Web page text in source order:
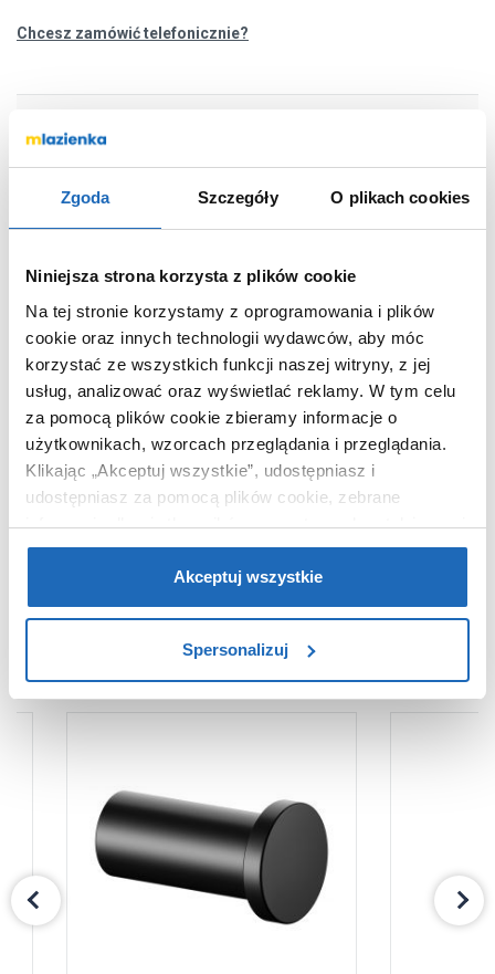
Zgoda Szczegóły O plikach cookies
Niniejsza strona korzysta z plików cookie
Na tej stronie korzystamy z oprogramowania i plików
cookie oraz innych technologii wydawców, aby móc
korzystać ze wszystkich funkcji naszej witryny, z jej
usług, analizować oraz wyświetlać reklamy. W tym celu
za pomocą plików cookie zbieramy informacje o
użytkownikach, wzorcach przeglądania i przeglądania.
Klikając „Akceptuj wszystkie”, udostępniasz i
udostępniasz za pomocą plików cookie, zebrane
informacje dla użytkowników zewnętrznych, a także nasi
partnerzy reklamowi.Jeśli chcesz, włącz „Tylko
wymagane pliki cookie”.Pamiętaj jednak, że
zablokowane niektóre pliki cookie mogą mieć wpływ na
Aby uzyskać więcej informacji na temat plików plików
dlaczego ich przepisy, przejdź do zakładu „Informacje o
plikach cookie”.
Akceptuj wszystkie
Spersonalizuj
Chcesz zamówić telefonicznie?
Nr katalogowy
14962370000
Kolor
czarny
Montaż
przykręcany
Wymiary z
opakowaniem
11 x 4 x 15 cm
Waga z opakowaniem
0,41 kg
Dane producenta
Zobacz